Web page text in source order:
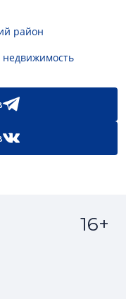
район
16+